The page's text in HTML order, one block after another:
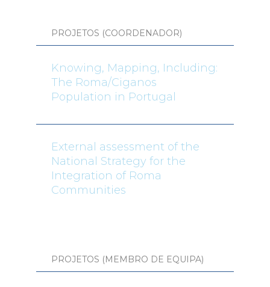
PROJETOS (COORDENADOR)
Knowing, Mapping, Including:
The Roma/Ciganos
Population in Portugal
External assessment of the
National Strategy for the
Integration of Roma
Communities
PROJETOS (MEMBRO DE EQUIPA)